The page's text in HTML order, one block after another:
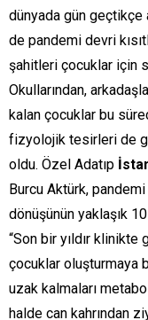
dünyada gün geçtikçe
de pandemi devri
şahitleri çocuklar için
Okullarından,
kalan çocuklar bu
fizyolojik tesirleri de
oldu. Özel Adatıp
Burcu Aktürk,
dönüşünün yaklaşık
“Son bir yıldır klinikte
çocuklar oluşturmaya
uzak kalmaları
halde can kahrından